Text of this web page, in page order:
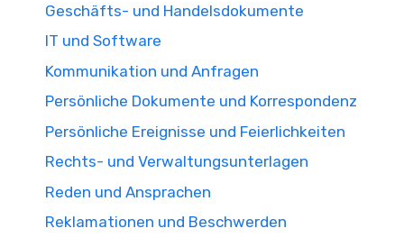
Geschäfts- und Handelsdokumente
IT und Software
Kommunikation und Anfragen
Persönliche Dokumente und Korrespondenz
Persönliche Ereignisse und Feierlichkeiten
Rechts- und Verwaltungsunterlagen
Reden und Ansprachen
Reklamationen und Beschwerden